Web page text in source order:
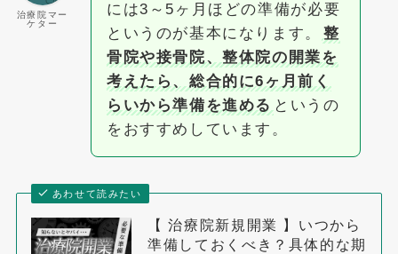
治療院マー
ケター
には3～5ヶ月ほどの準備が必要
というのが基本になります。
整
骨院や接骨院、整体院の開業を
考えたら、総合的に6ヶ月前く
らいから準備を進める というの
をおすすめしています。
あわせて読みたい
【 治療院新規開業 】いつから
準備しておくべき？具体的な期